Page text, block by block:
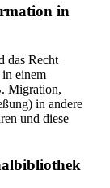
in
das Recht
einem
Migration,
in andere
und diese